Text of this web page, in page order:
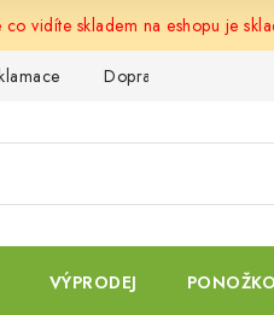
vidíte skladem na eshopu je
Doprava a platba
VÝPRODEJ